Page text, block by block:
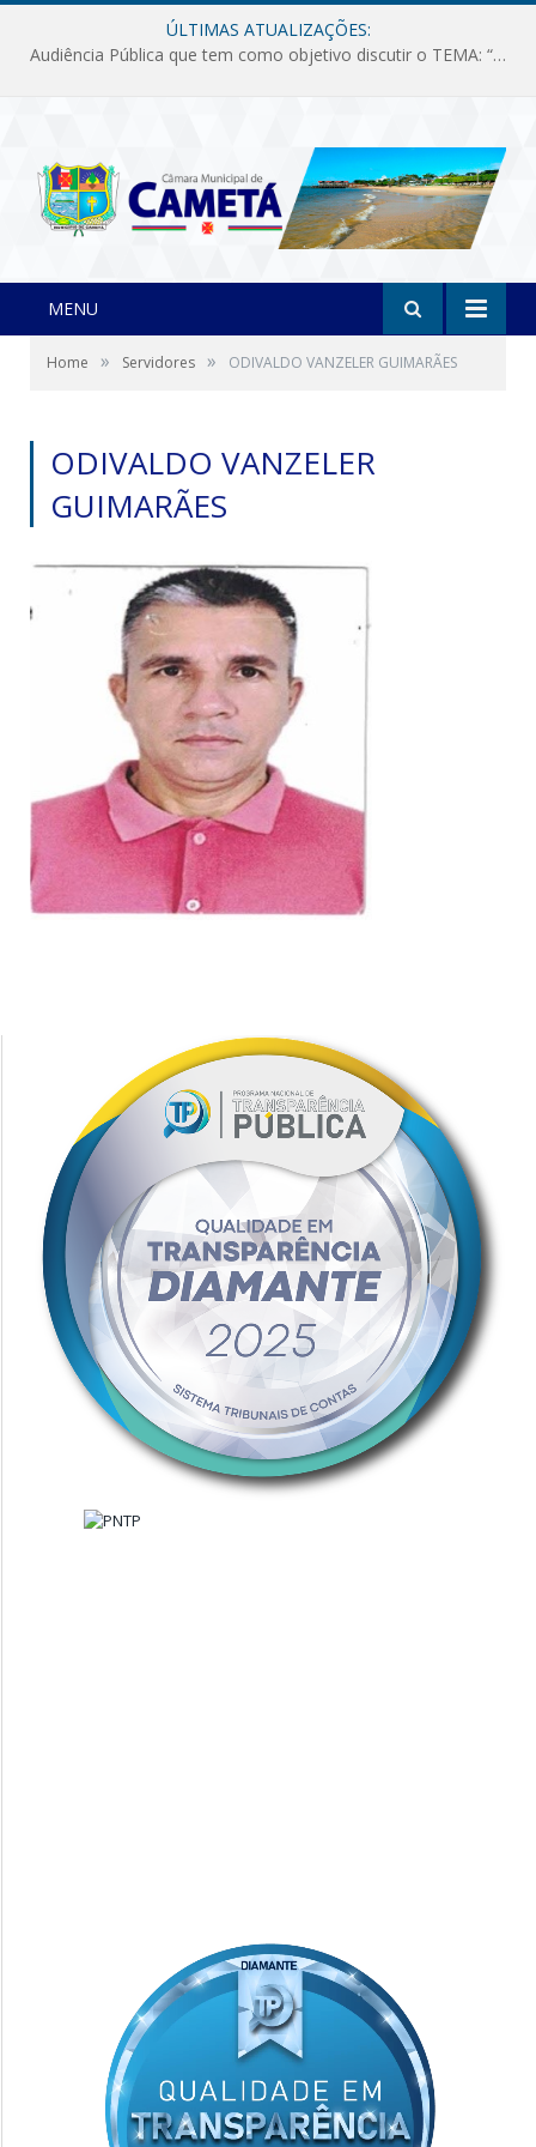
ÚLTIMAS ATUALIZAÇÕES:
Audiência Pública que tem como objetivo discutir o TEMA: “Fornecimento de Energia Elétrica em Debate: Tarifas, Qualidade e Atendimento dos Serviços”
MENU
Home » Servidores » ODIVALDO VANZELER GUIMARÃES
ODIVALDO VANZELER
GUIMARÃES